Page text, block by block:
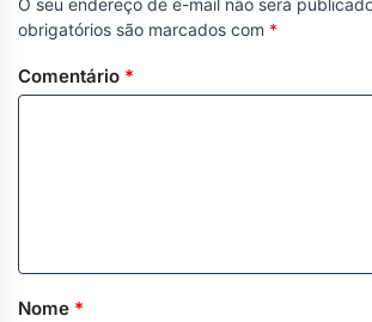
obrigatórios são marcados com *
Comentário *
Nome *